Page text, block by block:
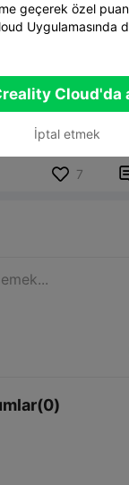
7
geçerek özel
Uygulamasında
Cloud'da
İptal etmek